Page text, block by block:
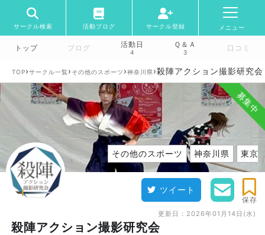
サークル検索 活動ブログ サークル登録 メニュー
トップ ブログ 活動日
4
Ｑ＆Ａ
3 口コミ
TOP›サークル一覧 › その他のスポーツ ›神奈川県›殺陣アクション撮影研究会
募集中
その他のスポーツ 神奈川県 東京
ツイート
保存
更新日： 2026年01月14日(水)
殺陣アクション撮影研究会